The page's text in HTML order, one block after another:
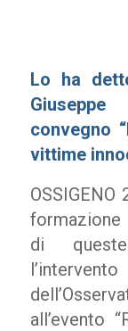
Lo ha
convegno
vittime
formazione
di queste
all’evento